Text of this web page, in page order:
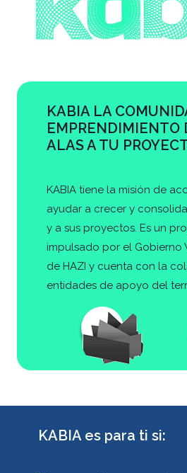
KABIA LA
EMPRENDIMIENTO
ALAS A TU
KABIA tiene la misión de
ayudar a crecer y
y a sus proyectos. Es un
impulsado por el Gobierno
de HAZI y cuenta con la
entidades de apoyo del
KABIA es para ti si: